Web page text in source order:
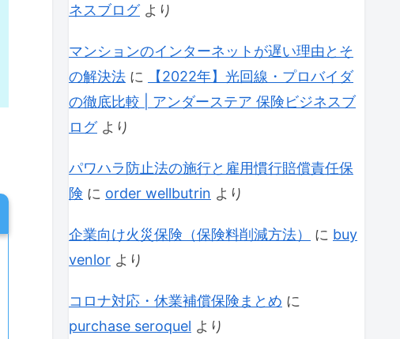
ネスブログより
マンションのインターネットが遅い理由とそ
の解決法 に
【2022年】光回線・プロバイダ
の徹底比較 | アンダーステア 保険ビジネスブ
ログより
パワハラ防止法の施行と雇用慣行賠償責任保
険 に order wellbutrin より
企業向け火災保険（保険料削減方法） に buy
venlor より
コロナ対応・休業補償保険まとめ に
purchase seroquel より